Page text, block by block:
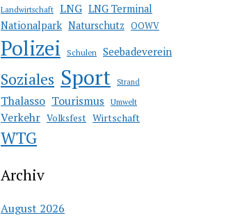
Landwirtschaft LNG LNG Terminal
Nationalpark Naturschutz OOWV
Polizei Schulen Seebadeverein
Soziales Sport Strand
Thalasso Tourismus Umwelt
Verkehr Volksfest Wirtschaft
WTG
Archiv
August 2026